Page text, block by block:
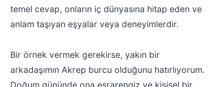
temel cevap, onların iç dünyasına hitap eden ve
anlam taşıyan eşyalar veya deneyimlerdir.
Bir örnek vermek gerekirse, yakın bir
arkadaşımın Akrep burcu olduğunu hatırlıyorum.